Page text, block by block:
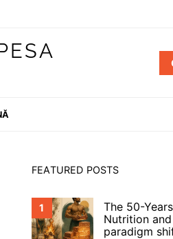
FEATURED POSTS
1
The 50-
Nutrition
paradigm